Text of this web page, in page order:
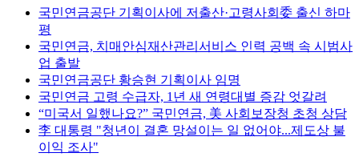
국민연금공단 기획이사에 저출산·고령사회委 출신 하마
평
국민연금, 치매안심재산관리서비스 인력 공백 속 시범사
업 출발
국민연금공단 황승현 기획이사 임명
국민연금 고령 수급자, 1년 새 연령대별 증감 엇갈려
“미국서 일했나요?” 국민연금, 美 사회보장청 초청 상담
李 대통령 "청년이 결혼 망설이는 일 없어야...제도상 불
이익 조사"